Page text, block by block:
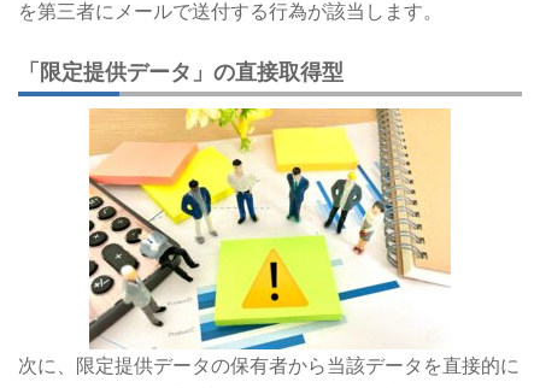
を第三者にメールで送付する行為が該当します。
「限定提供データ」の直接取得型
次に、限定提供データの保有者から当該データを直接的に